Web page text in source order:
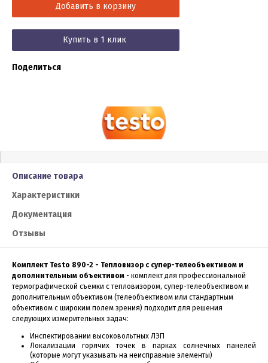
Добавить в корзину
Купить в 1 клик
Поделиться
Описание товара
Характеристики
Документация
Отзывы
Комплект Testo 890-2 - Тепловизор с супер-телеобъективом и
дополнительным объективом - комплект для профессиональной
термографической съемки с тепловизором, супер-телеобъективом и
дополнительным объективом (телеобъективом или стандартным
объективом с широким полем зрения) подходит для решения
следующих измерительных задач:
Инспектировании высоковольтных ЛЭП
Локализации горячих точек в парках солнечных панелей
(которые могут указывать на неисправные элементы)